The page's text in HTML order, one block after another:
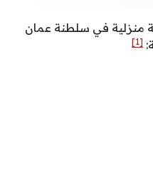
منزلية في سلطنة عمان
[1]